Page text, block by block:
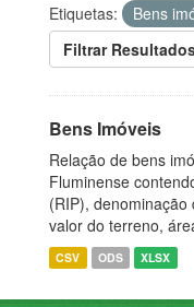
Etiquetas:
Bens
Filtrar
Bens Imóveis
Relação de bens
Fluminense
(RIP), denominação
valor do terreno,
CSV ODS XLSX